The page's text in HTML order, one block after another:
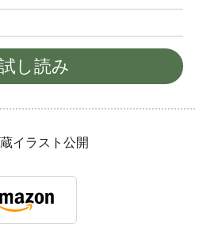
し読み
イラスト公開